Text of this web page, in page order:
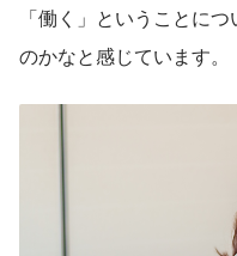
「働く」ということに
のかなと感じています。